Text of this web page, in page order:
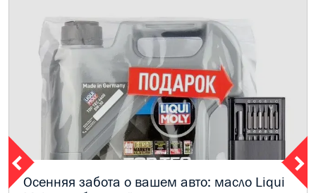
Осенняя забота о вашем авто: масло Liqui